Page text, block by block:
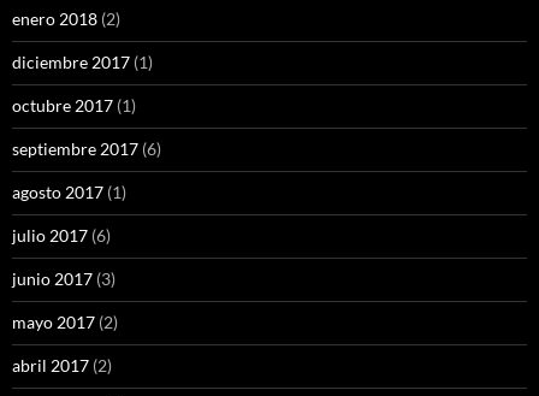
enero 2018 (2)
diciembre 2017 (1)
octubre 2017 (1)
septiembre 2017 (6)
agosto 2017 (1)
julio 2017 (6)
junio 2017 (3)
mayo 2017 (2)
abril 2017 (2)